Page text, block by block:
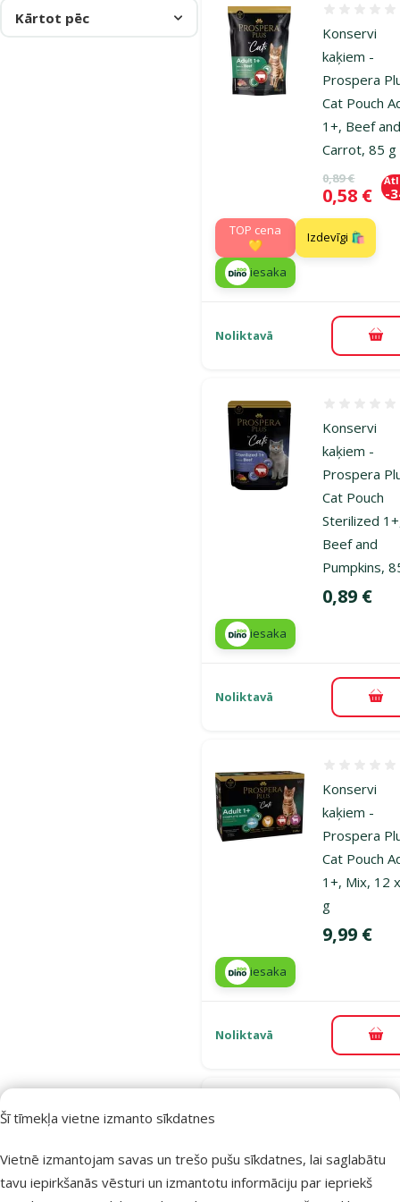
Šī tīmekļa vietne izmanto sīkdatnes
Vietnē izmantojam savas un trešo pušu sīkdatnes, lai saglabātu
tavu iepirkšanās vēsturi un izmantotu informāciju par iepriekš
Kārtot pēc
Konservi
kaķiem -
Prospera
Cat Pouch
1+, Beef
Carrot, 85 g
Oriģinālā
0,89 €
Cena
0,58 € -
TOP cena
💛
Izdevīgi 🛍️
iesaka
Noliktavā
Konservi
kaķiem -
Prospera
Cat Pouch
Sterilized
Beef and
Pumpkins,
Cena
0,89 €
iesaka
Noliktavā
Konservi
kaķiem -
Prospera
Cat Pouch
1+, Mix, 12
g
Cena
9,99 €
iesaka
Noliktavā
Prospera
Beef Bits,